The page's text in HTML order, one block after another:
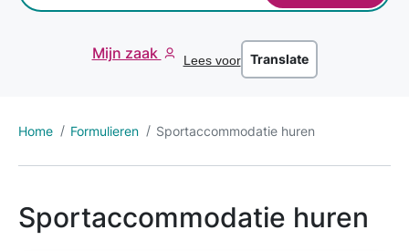
Mijn zaak Lees voor Translate
Home Formulieren Sportaccommodatie huren
Sportaccommodatie huren